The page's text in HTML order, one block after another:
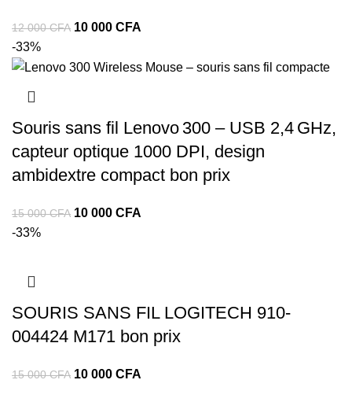
12 000CFA 10 000 CFA
-33%
Souris sans fil Lenovo 300 – USB 2,4 GHz,
capteur optique 1000 DPI, design
ambidextre compact bon prix
15 000CFA 10 000 CFA
-33%
SOURIS SANS FIL LOGITECH 910-
004424 M171 bon prix
15 000CFA 10 000 CFA